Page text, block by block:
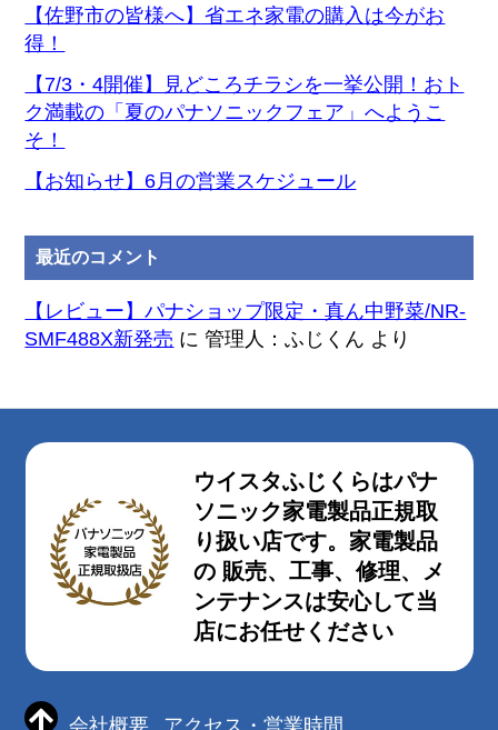
【佐野市の皆様へ】省エネ家電の購入は今がお
得！
【7/3・4開催】見どころチラシを一挙公開！おト
ク満載の「夏のパナソニックフェア」へようこ
そ！
【お知らせ】6月の営業スケジュール
最近のコメント
【レビュー】パナショップ限定・真ん中野菜/NR-
SMF488X新発売 に管理人：ふじくん より
ウイスタふじくらはパナ
ソニック家電製品正規取
り扱い店です。家電製品
の 販売、工事、修理、メ
ンテナンスは安心して当
店にお任せください
会社概要 アクセス・営業時間